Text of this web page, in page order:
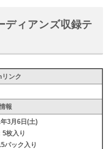
ディアンズ収録テ
ンク
報
3月6日(土)
5枚入り
パック入り